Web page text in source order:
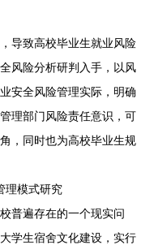
导致高校毕业生就业风险
风险分析研判入手，以风
安全风险管理实际，明确
理部门风险责任意识，可
，同时也为高校毕业生规
理模式研究
普遍存在的一个现实问
学生宿舍文化建设，实行